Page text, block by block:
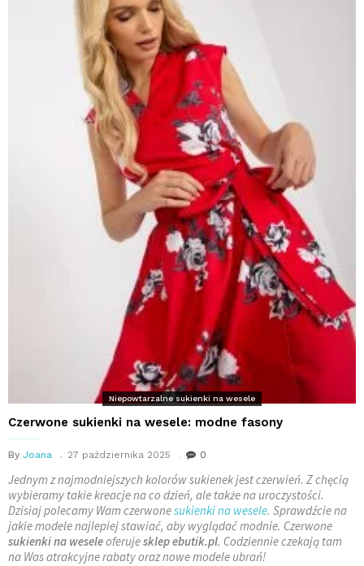
Niepowtarzalne sukienki na wesele
Czerwone sukienki na wesele: modne fasony
By Joana 27 października 2025 0
Jednym z najmodniejszych kolorów sukienek jest czerwień. Z chęcią
wybieramy takie kreacje na co dzień, ale także na uroczystości.
Dzisiaj polecamy Wam czerwonesukienki na wesele. Sprawdźcie na
jakie modele najlepiej stawiać, aby wyglądać modnie. Czerwone
sukienki na weseleoferujesklep ebutik.pl. Codziennie czekają tam
na Was atrakcyjne rabaty oraz nowe modele ubrań!